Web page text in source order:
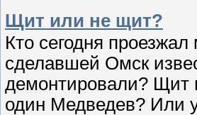
Щит или не щит?
Кто сегодня
сделавшей Омск
демонтировали? Щит
один Медведев? Или